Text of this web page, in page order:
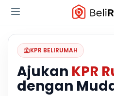
KPR BELIRUMAH
Ajukan KPR
dengan